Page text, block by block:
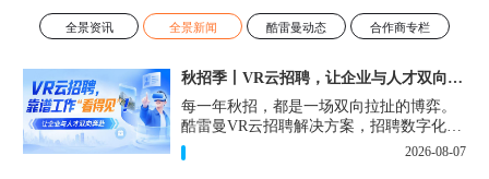
全景资讯 全景新闻 酷雷曼动态 合作商专栏
秋招季丨VR云招聘，让企业与人才双向奔赴！
每一年秋招，都是一场双向拉扯的博弈。
酷雷曼VR云招聘解决方案，招聘数字化的
实用工具，告别“信息博弈”，真正实现企
业与人才双向奔赴。
2026-08-07